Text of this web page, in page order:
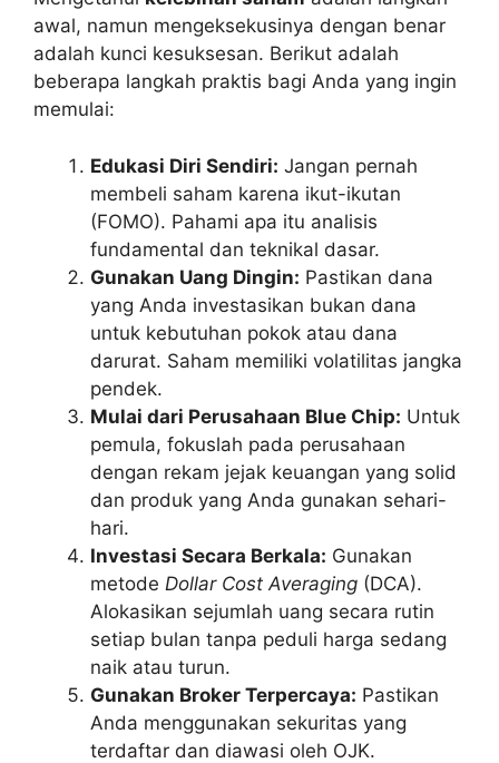
awal, namun mengeksekusinya dengan benar
adalah kunci kesuksesan. Berikut adalah
beberapa langkah praktis bagi Anda yang ingin
memulai:
Edukasi Diri Sendiri: Jangan pernah
membeli saham karena ikut-ikutan
(FOMO). Pahami apa itu analisis
fundamental dan teknikal dasar.
Gunakan Uang Dingin: Pastikan dana
yang Anda investasikan bukan dana
untuk kebutuhan pokok atau dana
darurat. Saham memiliki volatilitas jangka
pendek.
Mulai dari Perusahaan Blue Chip: Untuk
pemula, fokuslah pada perusahaan
dengan rekam jejak keuangan yang solid
dan produk yang Anda gunakan sehari-
hari.
Investasi Secara Berkala: Gunakan
metode Dollar Cost Averaging (DCA).
Alokasikan sejumlah uang secara rutin
setiap bulan tanpa peduli harga sedang
naik atau turun.
Gunakan Broker Terpercaya: Pastikan
Anda menggunakan sekuritas yang
terdaftar dan diawasi oleh OJK.